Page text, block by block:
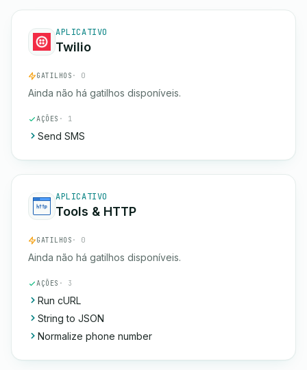
APLICATIVO
Twilio
GATILHOS · 0
Ainda não há gatilhos disponíveis.
AÇÕES · 1
Send SMS
APLICATIVO
Tools & HTTP
GATILHOS · 0
Ainda não há gatilhos disponíveis.
AÇÕES · 3
Run cURL
String to JSON
Normalize phone number